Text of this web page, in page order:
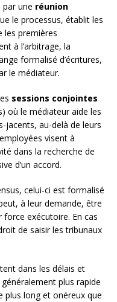
une réunion
le processus, établit les
les premières
à l’arbitrage, la
formalisé d’écritures,
le médiateur.
sessions conjointes
où le médiateur aide les
jacents, au-delà de leurs
visent à
dans la recherche de
d’un accord.
celui-ci est formalisé
à leur demande, être
exécutoire. En cas
de saisir les tribunaux
dans les délais et
plus rapide
plus long et onéreux que